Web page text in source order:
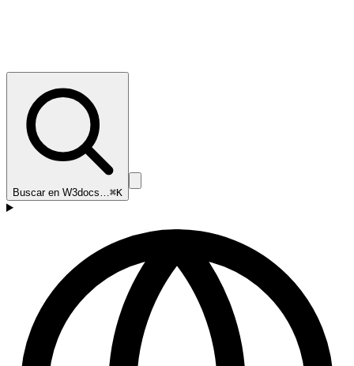
Buscar en W3docs…⌘K